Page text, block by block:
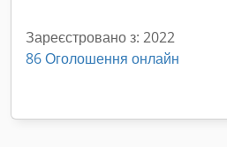
Зареєстровано з: 2022
86 Оголошення онлайн